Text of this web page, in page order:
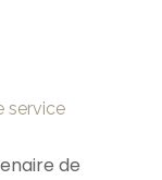
service
de